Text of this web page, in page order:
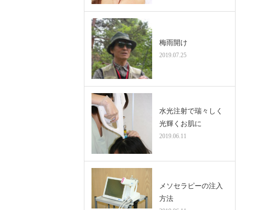
梅雨開け
2019.07.25
水光注射で瑞々しく
光輝くお肌に
2019.06.11
メソセラピーの注入
方法